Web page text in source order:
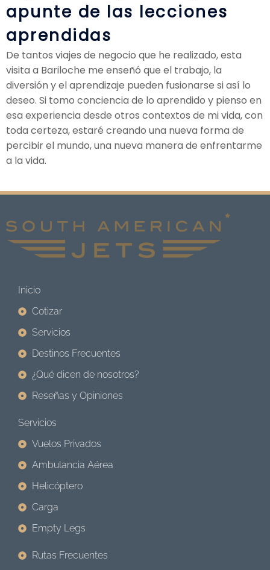
apunte de las lecciones
aprendidas
De tantos viajes de negocio que he realizado, esta
visita a Bariloche me enseñó que el trabajo, la
diversión y el aprendizaje pueden fusionarse si así lo
deseo. Si tomo conciencia de lo aprendido y pienso en
esa experiencia desde otros contextos de mi vida, con
toda certeza, estaré creando una nueva forma de
percibir el mundo, una nueva manera de enfrentarme
a la vida.
Inicio
Cotizar
Servicios
Destinos Frecuentes
¿Qué dicen de nosotros?
Reseñas y Opiniones
Servicios
Vuelos Privados
Ambulancia Aérea
Helicóptero
Carga
Empty Legs
Rutas Frecuentes